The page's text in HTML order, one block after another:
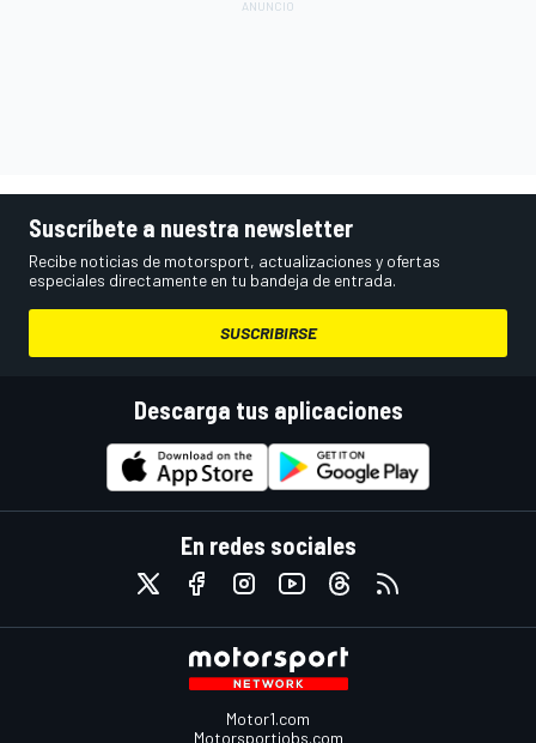
Suscríbete a nuestra newsletter
Recibe noticias de motorsport, actualizaciones y ofertas
especiales directamente en tu bandeja de entrada.
SUSCRIBIRSE
Descarga tus aplicaciones
En redes sociales
Motor1.com
Motorsportjobs.com